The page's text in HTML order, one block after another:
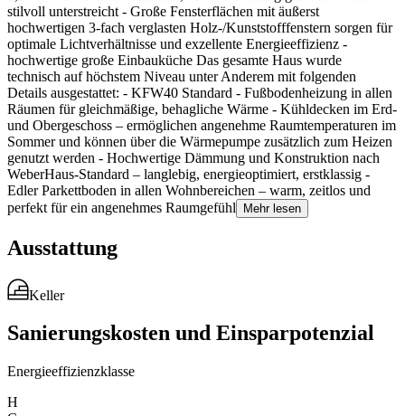
stilvoll unterstreicht - Große Fensterflächen mit äußerst
hochwertigen 3-fach verglasten Holz-/Kunststofffenstern sorgen für
optimale Lichtverhältnisse und exzellente Energieeffizienz -
hochwertige große Einbauküche Das gesamte Haus wurde
technisch auf höchstem Niveau unter Anderem mit folgenden
Details ausgestattet: - KFW40 Standard - Fußbodenheizung in allen
Räumen für gleichmäßige, behagliche Wärme - Kühldecken im Erd-
und Obergeschoss – ermöglichen angenehme Raumtemperaturen im
Sommer und können über die Wärmepumpe zusätzlich zum Heizen
genutzt werden - Hochwertige Dämmung und Konstruktion nach
WeberHaus-Standard – langlebig, energieoptimiert, erstklassig -
Edler Parkettboden in allen Wohnbereichen – warm, zeitlos und
perfekt für ein angenehmes Raumgefühl
Mehr lesen
Ausstattung
Keller
Sanierungskosten und Einsparpotenzial
Energieeffizienzklasse
H